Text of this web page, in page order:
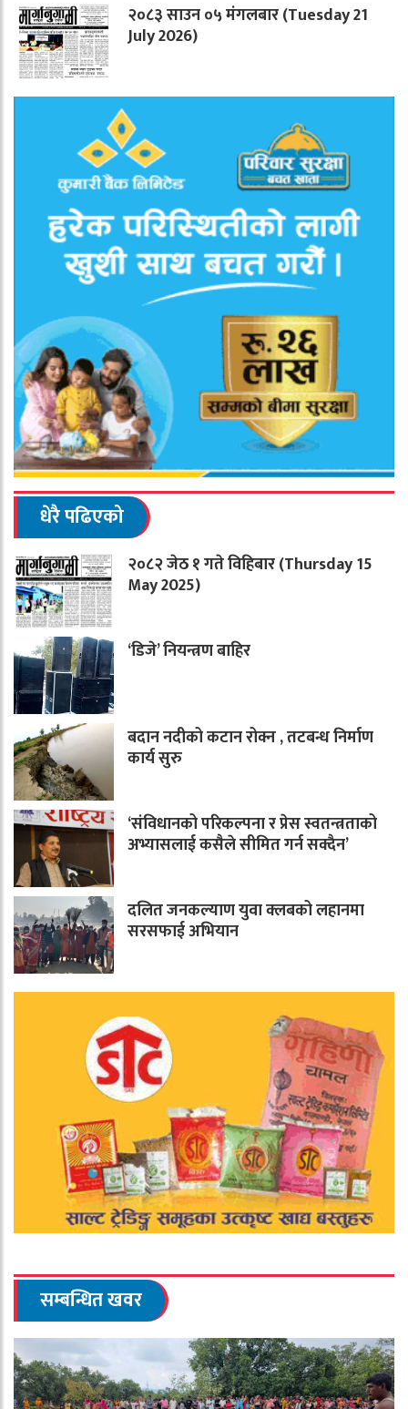
२०८३ साउन ०५ मंगलबार (Tuesday 21
July 2026)
धेरै पढिएको
२०८२ जेठ १ गते विहिबार (Thursday 15
May 2025)
‘डिजे’ नियन्त्रण बाहिर
बदान नदीको कटान रोक्न , तटबन्ध निर्माण
कार्य सुरु
‘संविधानको परिकल्पना र प्रेस स्वतन्त्रताको
अभ्यासलाई कसैले सीमित गर्न सक्दैन’
दलित जनकल्याण युवा क्लबको लहानमा
सरसफाई अभियान
सम्बन्धित खवर